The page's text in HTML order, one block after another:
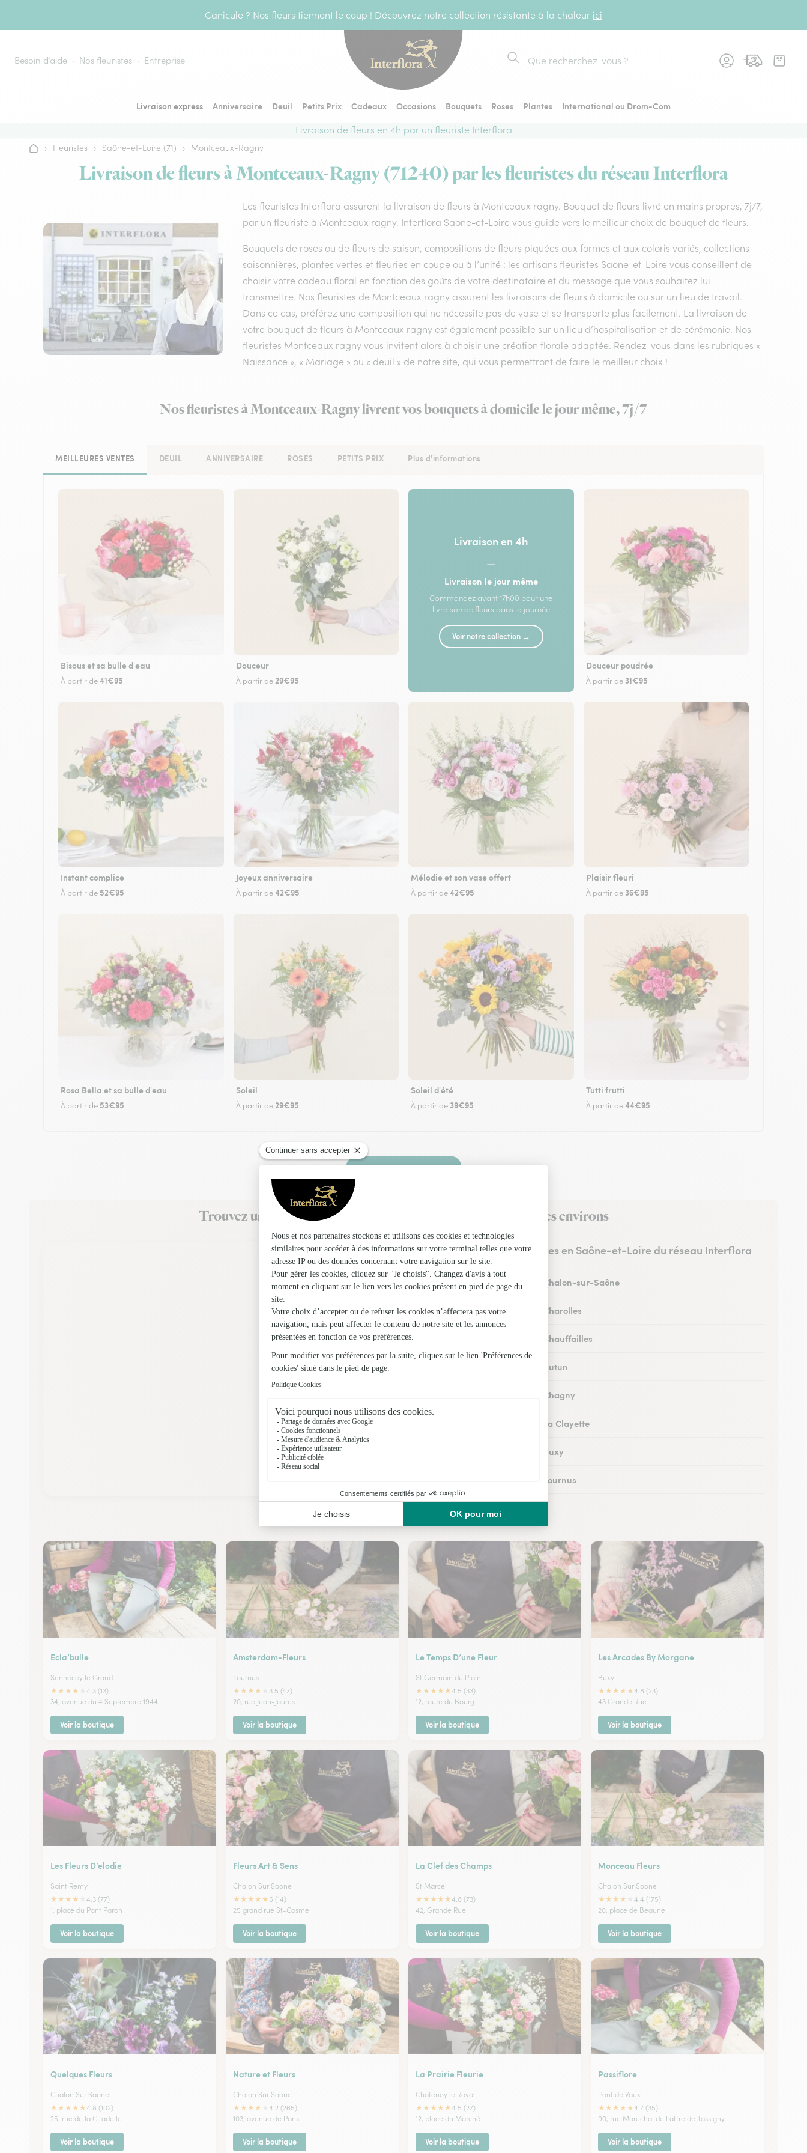
Canicule ? Nos fleurs tiennent le coup ! Découvrez notre collection résistante à la chaleur ici
Besoin d’aide Nos fleuristes Entreprise
Rechercher
Livraison express Anniversaire Deuil Petits Prix Cadeaux Occasions Bouquets Roses Plantes
International ou Drom-Com
Livraison de fleurs en 4h par un fleuriste Interflora
Accueil
› Fleuristes › Saône-et-Loire (71) › Montceaux-Ragny
Livraison de fleurs à Montceaux-Ragny (71240) par les fleuristes du réseau Interflora
Les fleuristes Interflora assurent la livraison de fleurs à Montceaux ragny. Bouquet de fleurs livré en mains propres, 7j/7,
par un fleuriste à Montceaux ragny. Interflora Saone-et-Loire vous guide vers le meilleur choix de bouquet de fleurs.
Bouquets de roses ou de fleurs de saison, compositions de fleurs piquées aux formes et aux coloris variés, collections
saisonnières, plantes vertes et fleuries en coupe ou à l’unité : les artisans fleuristes Saone-et-Loire vous conseillent de
choisir votre cadeau floral en fonction des goûts de votre destinataire et du message que vous souhaitez lui
transmettre. Nos fleuristes de Montceaux ragny assurent les livraisons de fleurs à domicile ou sur un lieu de travail.
Dans ce cas, préférez une composition qui ne nécessite pas de vase et se transporte plus facilement. La livraison de
votre bouquet de fleurs à Montceaux ragny est également possible sur un lieu d’hospitalisation et de cérémonie. Nos
fleuristes Montceaux ragny vous invitent alors à choisir une création florale adaptée. Rendez-vous dans les rubriques «
Naissance », « Mariage » ou « deuil » de notre site, qui vous permettront de faire le meilleur choix !
Nos fleuristes à Montceaux-Ragny livrent vos bouquets à domicile le jour même, 7j/7
MEILLEURES VENTES DEUIL ANNIVERSAIRE ROSES PETITS PRIX Plus d'informations
Bisous et sa bulle d'eau
À partir de41€95
Douceur
À partir de 29€95
Livraison en 4h
—
Livraison le jour même
Commandez avant 17h00 pour une
livraison de fleurs dans la journée
Voir notre collection →
Douceur poudrée
À partir de 31€95
Instant complice
À partir de 52€95
Joyeux anniversaire
À partir de42€95
Mélodie et son vase offert
À partir de42€95
Plaisir fleuri
À partir de 36€95
Rosa Bella et sa bulle d'eau
À partir de 53€95
Soleil
À partir de 29€95
Soleil d'été
À partir de 39€95
Tutti frutti
À partir de44€95
Faire livrer des fleurs
Trouvez un fleuriste Interflora à Montceaux-Ragny et dans ses environs
Les fleuristes en Saône-et-Loire du réseau Interflora
Fleuristes à Chalon-sur-Saône
Fleuristes à Charolles
Fleuristes à Chauffailles
Fleuristes à Autun
Fleuristes à Chagny
Fleuristes à La Clayette
Fleuristes à Buxy
Fleuristes à Tournus
Nos fleuristes à Montceaux-Ragny
Ecla’bulle
Sennecey le Grand
★★★★
4.3 (13)
34, avenue du 4 Septembre 1944
Voir la boutique
Amsterdam-Fleurs
Tournus
★★★★
3.5 (47)
20, rue Jean-Jaures
Voir la boutique
Le Temps D’une Fleur
St Germain du Plain
★★★★★4.5 (33)
12, route du Bourg
Voir la boutique
Les Arcades By Morgane
Buxy
★★★★★4.8 (23)
43 Grande Rue
Voir la boutique
Les Fleurs D’elodie
Saint Remy
★★★★
4.3 (77)
1, place du Pont Paron
Voir la boutique
Fleurs Art & Sens
Chalon Sur Saone
★★★★★ 5 (14)
25 grand rue St-Cosme
Voir la boutique
La Clef des Champs
St Marcel
★★★★★4.8 (73)
42, Grande Rue
Voir la boutique
Monceau Fleurs
Chalon Sur Saone
★★★★
4.4 (175)
20, place de Beaune
Voir la boutique
Quelques Fleurs
Chalon Sur Saone
★★★★★4.8 (102)
25, rue de la Citadelle
Voir la boutique
Nature et Fleurs
Chalon Sur Saone
★★★★
4.2 (265)
103, avenue de Paris
Voir la boutique
La Prairie Fleurie
Chatenoy le Royal
★★★★★4.5 (27)
12, place du Marché
Voir la boutique
Passiflore
Pont de Vaux
★★★★★4.7 (35)
90, rue Maréchal de Lattre de Tassigny
Voir la boutique